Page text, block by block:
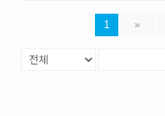
1 »